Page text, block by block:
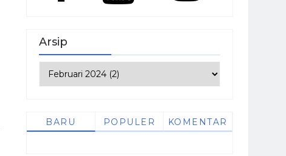
Arsip
BARU POPULER KOMENTAR